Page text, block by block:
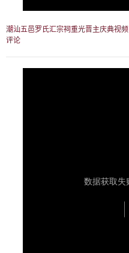
潮汕五邑罗氏汇宗祠重光晋主庆典视频
评论